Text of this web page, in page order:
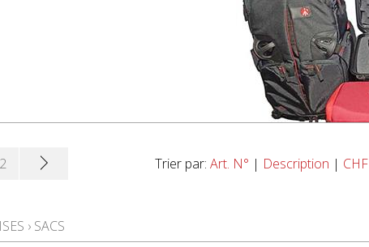
Trier par: Art. N° | Description | CHF
2
› SACS